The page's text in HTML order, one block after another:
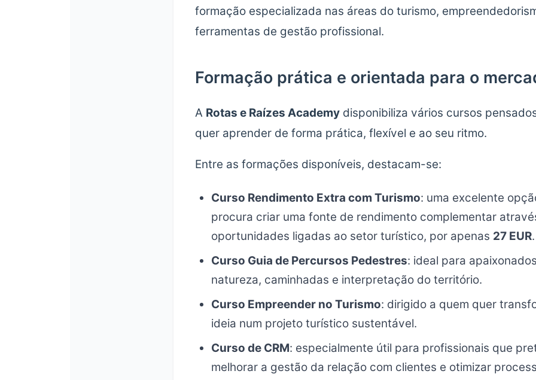
formação especializada nas áreas do turismo,
ferramentas de gestão profissional.
Formação prática e orientada para o
A Rotas e Raízes Academy disponibiliza vários cursos
quer aprender de forma prática, flexível e ao seu ritmo.
Entre as formações disponíveis, destacam-se:
Curso Rendimento Extra com Turismo: uma excelente
procura criar uma fonte de rendimento complementar
oportunidades ligadas ao setor turístico, por apenas 27 EUR.
Curso Guia de Percursos Pedestres: ideal para
natureza, caminhadas e interpretação do território.
Curso Empreender no Turismo: dirigido a quem quer
ideia num projeto turístico sustentável.
Curso de CRM: especialmente útil para profissionais que
melhorar a gestão da relação com clientes e otimizar